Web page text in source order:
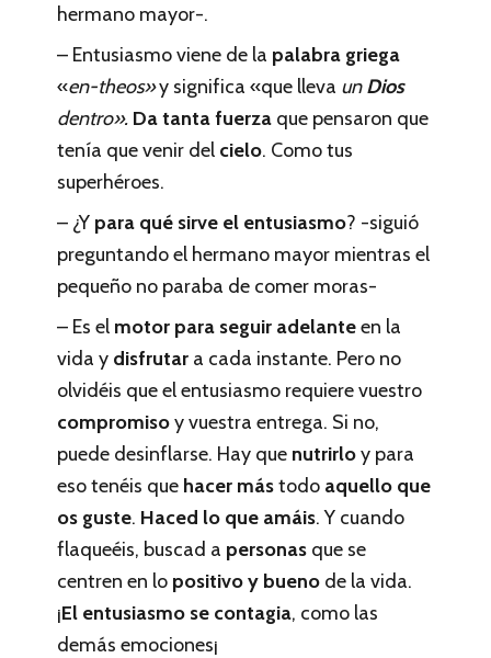
hermano mayor-.
– Entusiasmo viene de la palabra griega
«en-theos»y significa «que lleva unDios
dentro». Da tanta fuerza que pensaron que
tenía que venir del cielo. Como tus
superhéroes.
– ¿Y para qué sirve el entusiasmo? -siguió
preguntando el hermano mayor mientras el
pequeño no paraba de comer moras-
– Es el motor para seguir adelanteen la
vida y disfrutar a cada instante. Pero no
olvidéis que el entusiasmo requiere vuestro
compromisoy vuestra entrega. Si no,
puede desinflarse. Hay que nutrirloy para
eso tenéis que hacer mástodo aquello que
os guste. Haced lo que amáis. Y cuando
flaqueéis, buscad a personas que se
centren en lo positivo y bueno de la vida.
¡El entusiasmo se contagia, como las
demás emociones¡